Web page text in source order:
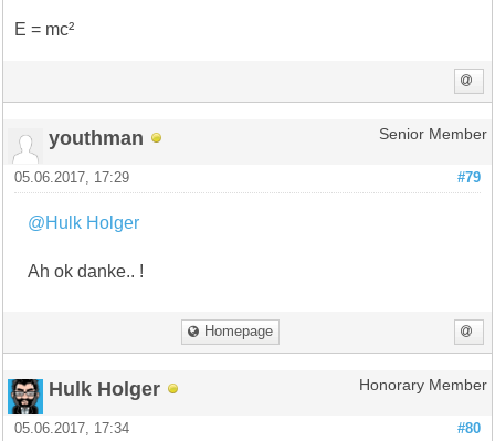
E = mc²
youthman Senior Member
#79
05.06.2017, 17:29
@Hulk Holger
Ah ok danke.. !
Homepage
Hulk Holger Honorary Member
#80
05.06.2017, 17:34